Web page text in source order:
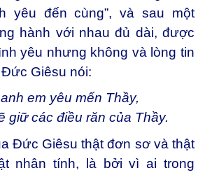
yêu đến cùng”, và sau một
hành với nhau đủ dài, được
yêu nhưng không và lòng tin
Giêsu nói:
em yêu mến Thầy,
giữ các điều răn của Thầy.
Đức Giêsu thật đơn sơ và thật
nhân tính, là bởi vì ai trong